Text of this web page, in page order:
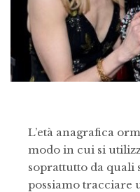
L’età anagrafica
modo in cui si
soprattutto da quali
possiamo tracciare